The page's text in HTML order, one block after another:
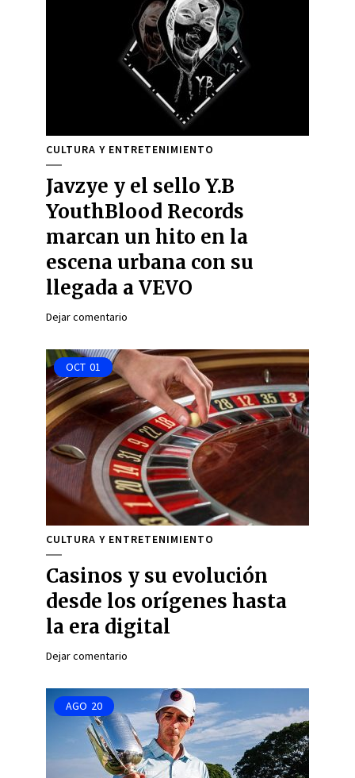
CULTURA Y ENTRETENIMIENTO
Javzye y el sello Y.B
YouthBlood Records
marcan un hito en la
escena urbana con su
llegada a VEVO
Dejar comentario
OCT 01
CULTURA Y ENTRETENIMIENTO
Casinos y su evolución
desde los orígenes hasta
la era digital
Dejar comentario
AGO 20